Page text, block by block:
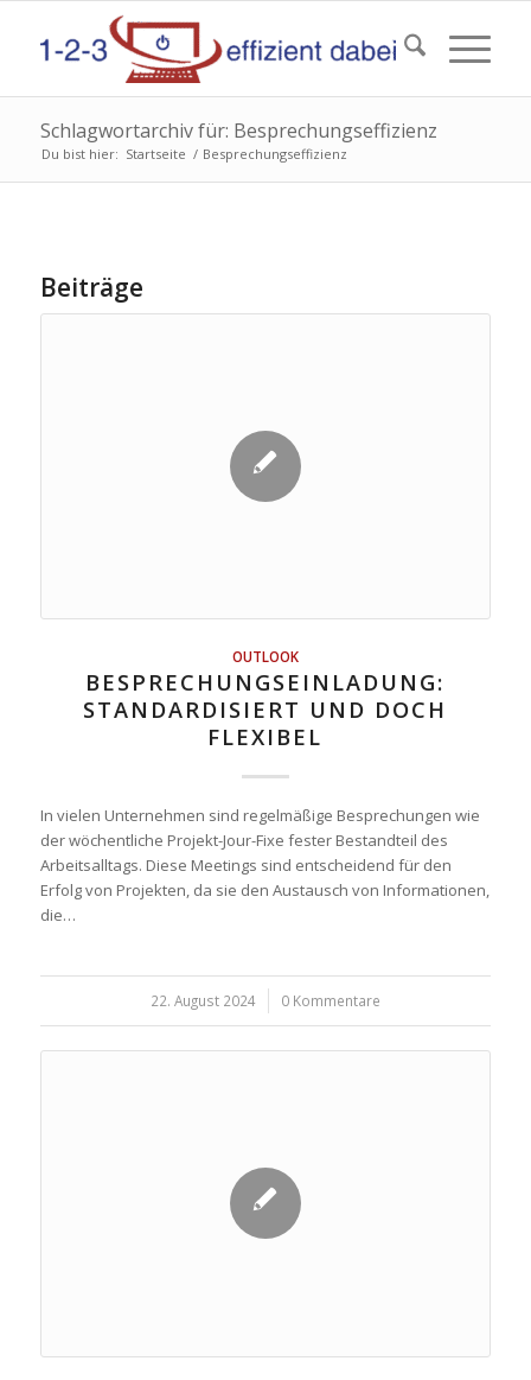
Schlagwortarchiv für: Besprechungseffizienz
Du bist hier: Startseite / Besprechungseffizienz
Beiträge
OUTLOOK
BESPRECHUNGSEINLADUNG:
STANDARDISIERT UND DOCH
FLEXIBEL
In vielen Unternehmen sind regelmäßige Besprechungen wie
der wöchentliche Projekt-Jour-Fixe fester Bestandteil des
Arbeitsalltags. Diese Meetings sind entscheidend für den
Erfolg von Projekten, da sie den Austausch von Informationen,
die…
22. August 2024
/ 0 Kommentare